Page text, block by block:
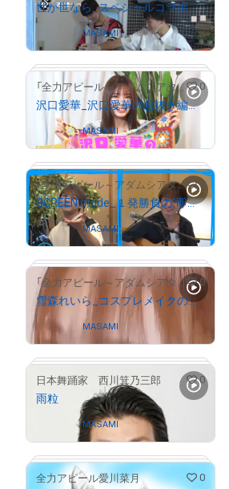
# 1382/2000
世が世なら_スペシャルコラボ牛丼に挑戦！
MASAMI
# 1342/2000
「全力アピール～アダムシアター～」NFTストア 0
沢口愛華_沢口愛華の息抜き編み物動画
Owned byMASAMI
# 2988/10000
「全力アピール～アダムシアター～」NFTストア 0
SCREEN mode_１発勝負の“即興ソング”
Owned by MASAMI
「全力アピール～アダムシアター～」NFTストア 0
雪森れいら_コスプレメイクの秘訣を公開
Owned by MASAMI
日本舞踊家 西川箕乃三郎 0
雨粒
Owned byMASAMI
全力アピール愛川菜月 0